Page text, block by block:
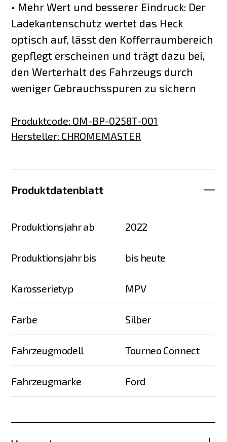
• Mehr Wert und besserer Eindruck: Der
Ladekantenschutz wertet das Heck
optisch auf, lässt den Kofferraumbereich
gepflegt erscheinen und trägt dazu bei,
den Werterhalt des Fahrzeugs durch
weniger Gebrauchsspuren zu sichern
Produktcode: OM-BP-0258T-001
Hersteller: CHROMEMASTER
Produktdatenblatt
Produktionsjahr ab 2022
Produktionsjahr bis bis heute
Karosserietyp MPV
Farbe Silber
Fahrzeugmodell Tourneo Connect
Fahrzeugmarke Ford